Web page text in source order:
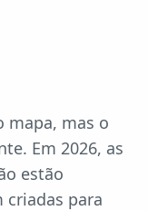
mapa, mas o
Em 2026, as
estão
para